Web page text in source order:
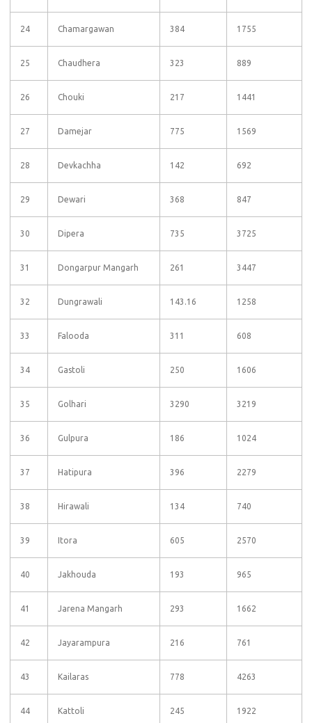
24 Chamargawan 384 1755
25 Chaudhera 323 889
26 Chouki 217 1441
27 Damejar 775 1569
28 Devkachha 142 692
29 Dewari 368 847
30 Dipera 735 3725
31 Dongarpur Mangarh 261 3447
32 Dungrawali 143.16 1258
33 Falooda 311 608
34 Gastoli 250 1606
35 Golhari 3290 3219
36 Gulpura 186 1024
37 Hatipura 396 2279
38 Hirawali 134 740
39 Itora 605 2570
40 Jakhouda 193 965
41 Jarena Mangarh 293 1662
42 Jayarampura 216 761
43 Kailaras 778 4263
44 Kattoli 245 1922